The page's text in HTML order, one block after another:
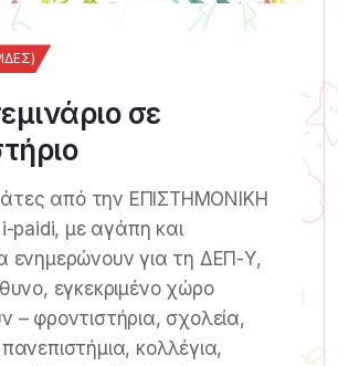
σε
από την ΕΠΙΣΤΗΜΟΝΙΚΗ
paidi, με αγάπη και
ενημερώνουν για τη ΔΕΠ-Υ,
εγκεκριμένο χώρο
– φροντιστήρια, σχολεία,
κολλέγια,